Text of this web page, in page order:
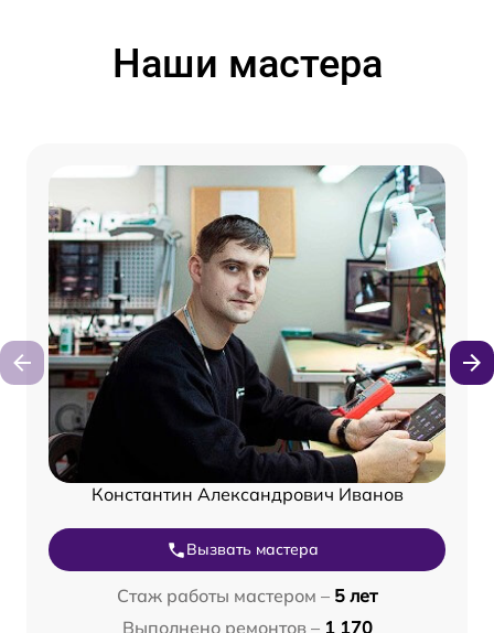
Наши мастера
Константин Александрович Иванов
Вызвать мастера
Стаж работы мастером – 5 лет
Выполнено ремонтов – 1 170